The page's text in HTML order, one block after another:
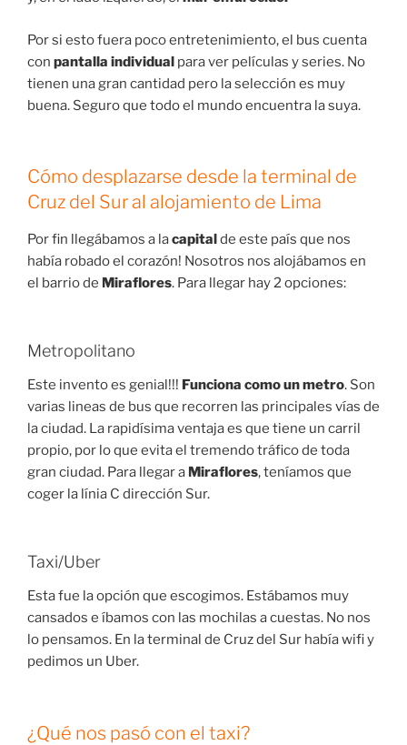
Por si esto fuera poco entretenimiento, el bus cuenta
con pantalla individual para ver películas y series. No
tienen una gran cantidad pero la selección es muy
buena. Seguro que todo el mundo encuentra la suya.
Cómo desplazarse desde la terminal de
Cruz del Sur al alojamiento de Lima
Por fin llegábamos a lacapitalde este país que nos
había robado el corazón! Nosotros nos alojábamos en
el barrio de Miraflores. Para llegar hay 2 opciones:
Metropolitano
Este invento es genial!!! Funciona como un metro. Son
varias lineas de bus que recorren las principales vías de
la ciudad. La rapidísima ventaja es que tiene un carril
propio, por lo que evita el tremendo tráfico de toda
gran ciudad. Para llegar a Miraflores, teníamos que
coger la línia C dirección Sur.
Taxi/Uber
Esta fue la opción que escogimos. Estábamos muy
cansados e íbamos con las mochilas a cuestas. No nos
lo pensamos. En la terminal de Cruz del Sur había wifi y
pedimos un Uber.
¿Qué nos pasó con el taxi?